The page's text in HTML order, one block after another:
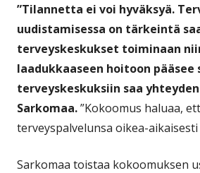
”Tilannetta ei voi hyväksyä.
uudistamisessa on tärkeintä
terveyskeskukset toiminaan
laadukkaaseen hoitoon pääsee
terveyskeskuksiin saa
Sarkomaa.”Kokoomus haluaa,
terveyspalvelunsa oikea-
Sarkomaa toistaa kokoomuksen